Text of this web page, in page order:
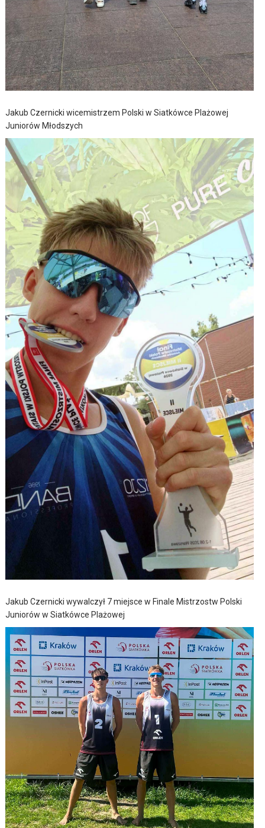
Jakub Czernicki wicemistrzem Polski w Siatkówce Plażowej
Juniorów Młodszych
Jakub Czernicki wywalczył 7 miejsce w Finale Mistrzostw Polski
Juniorów w Siatkówce Plażowej